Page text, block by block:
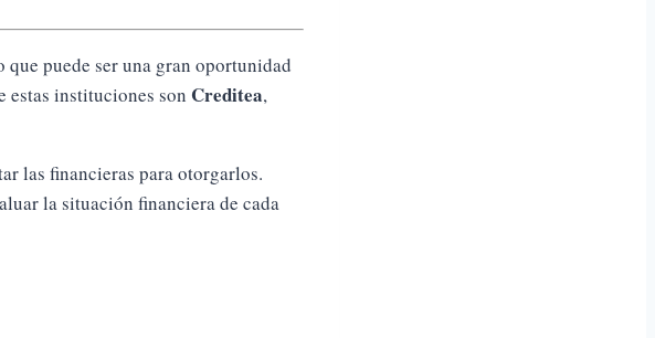
que puede ser una gran oportunidad
estas instituciones son Creditea,
las financieras para otorgarlos.
la situación financiera de cada